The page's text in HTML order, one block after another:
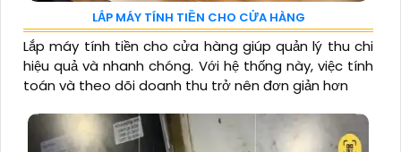
LẮP MÁY TÍNH TIỀN CHO CỬA HÀNG
Lắp máy tính tiền cho cửa hàng giúp quản lý thu chi
hiệu quả và nhanh chóng. Với hệ thống này, việc tính
toán và theo dõi doanh thu trở nên đơn giản hơn